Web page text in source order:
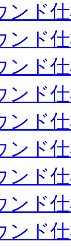
ンド
ンド
ンド
ンド
ンド
ンド
ンド
ンド
ンド